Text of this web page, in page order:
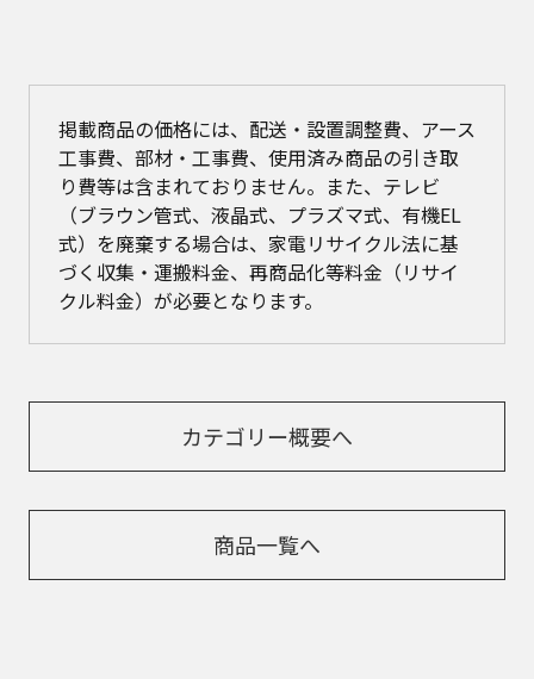
掲載商品の価格には、配送・設置調整費、アース
工事費、部材・工事費、使用済み商品の引き取
り費等は含まれておりません。また、テレビ
（ブラウン管式、液晶式、プラズマ式、有機EL
式）を廃棄する場合は、家電リサイクル法に基
づく収集・運搬料金、再商品化等料金（リサイ
クル料金）が必要となります。
カテゴリー概要へ
商品一覧へ